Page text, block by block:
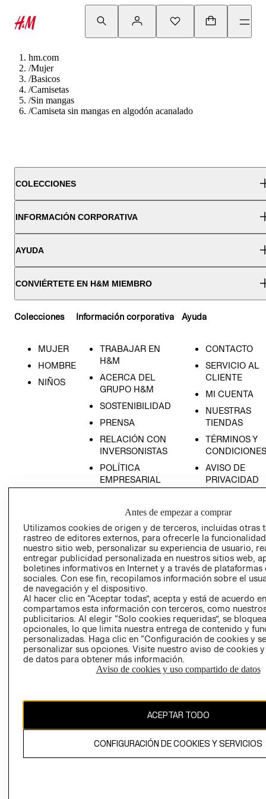
hm.com
/Mujer
/Basicos
/Camisetas
/Sin mangas
/Camiseta sin mangas en algodón acanalado
COLECCIONES
INFORMACIÓN CORPORATIVA
AYUDA
CONVIÉRTETE EN H&M MIEMBRO
Colecciones
MUJER
HOMBRE
NIÑOS
Información corporativa
TRABAJAR EN
H&M
ACERCA DEL
GRUPO H&M
SOSTENIBILIDAD
PRENSA
RELACIÓN CON
INVERSONISTAS
POLÍTICA
EMPRESARIAL
Ayuda
CONTACTO
SERVICIO AL
CLIENTE
MI CUENTA
NUESTRAS
TIENDAS
TÉRMINOS Y
CONDICIONES
AVISO DE
PRIVACIDAD
AVISO DE
COOKIES
LIBRO DE
Ecuador ($)
CAMBIAR REGIÓN
El contenido de esta página web está protegido por copyright y es
propiedad de H&M Hennes & Mauritz AB.
Antes de empezar a comprar
Utilizamos cookies de origen y de terceros, incluidas otras
rastreo de editores externos, para ofrecerle la
nuestro sitio web, personalizar su experiencia de usuario,
entregar publicidad personalizada en nuestros sitios web,
boletines informativos en Internet y a través de plataformas
sociales. Con ese fin, recopilamos información sobre el
de navegación y el dispositivo.
Al hacer clic en “Aceptar todas”, acepta y está de acuerdo
compartamos esta información con terceros, como
publicitarios. Al elegir “Solo cookies requeridas”, se
opcionales, lo que limita nuestra entrega de contenido y
personalizadas. Haga clic en “Configuración de cookies y
personalizar sus opciones. Visite nuestro aviso de cookies
de datos para obtener más información.
Aviso de cookies y uso compartido de datos
ACEPTAR TODO
CONFIGURACIÓN DE COOKIES Y SERVICIOS